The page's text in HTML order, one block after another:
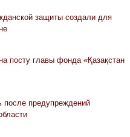
защиты создали для
посту главы фонда «Қазақстан
после предупреждений